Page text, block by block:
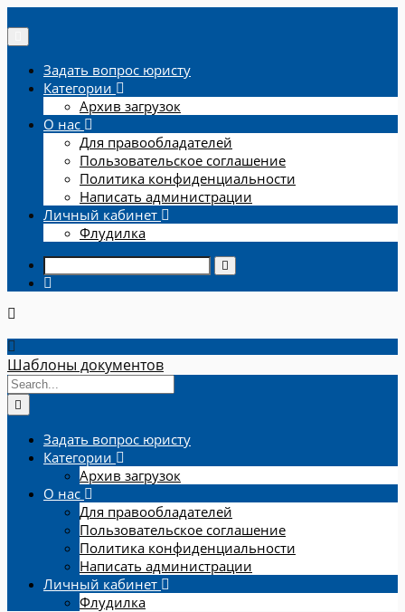
Задать вопрос юристу
Категории
Архив загрузок
О нас
Для правообладателей
Пользовательское соглашение
Политика конфиденциальности
Написать администрации
Личный кабинет
Флудилка
Шаблоны документов
Задать вопрос юристу
Категории
Архив загрузок
О нас
Для правообладателей
Пользовательское соглашение
Политика конфиденциальности
Написать администрации
Личный кабинет
Флудилка